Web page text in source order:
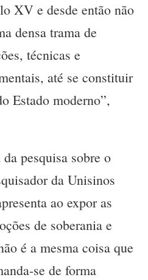
XV e desde então não
densa trama de
técnicas e
até se constituir
Estado moderno”,
pesquisa sobre o
da Unisinos
ao expor as
de soberania e
é a mesma coisa que
se de forma